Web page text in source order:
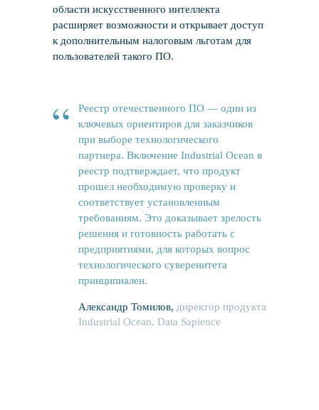
области искусственного интеллекта
расширяет возможности и открывает доступ
к дополнительным налоговым льготам для
пользователей такого ПО.
“
Реестр отечественного ПО — один из
ключевых ориентиров для заказчиков
при выборе технологического
партнера. Включение Industrial Ocean в
реестр подтверждает, что продукт
прошел необходимую проверку и
соответствует установленным
требованиям. Это доказывает зрелость
решения и готовность работать с
предприятиями, для которых вопрос
технологического суверенитета
принципиален.
Александр Томилов, директор продукта
Industrial Ocean, Data Sapience